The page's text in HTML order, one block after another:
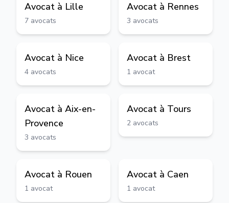
Avocat à Lille
7 avocats
Avocat à Rennes
3 avocats
Avocat à Nice
4 avocats
Avocat à Brest
1 avocat
Avocat à Aix-en-
Provence
3 avocats
Avocat à Tours
2 avocats
Avocat à Rouen
1 avocat
Avocat à Caen
1 avocat